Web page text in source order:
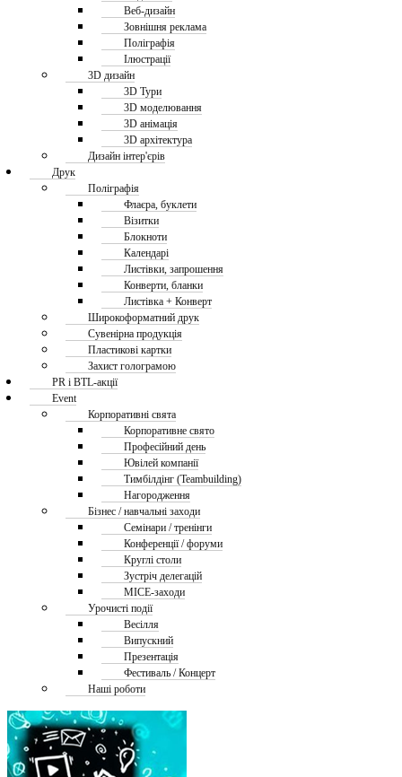
Веб-дизайн
Зовнішня реклама
Поліграфія
Ілюстрації
3D дизайн
3D Тури
3D моделювання
3D анімація
3D архітектура
Дизайн інтер'єрів
Друк
Поліграфія
Флаєра, буклети
Візитки
Блокноти
Календарі
Листівки, запрошення
Конверти, бланки
Листівка + Конверт
Широкоформатний друк
Сувенірна продукція
Пластикові картки
Захист голограмою
PR і BTL-акції
Event
Корпоративні свята
Корпоративне свято
Професійний день
Ювілей компанії
Тимбілдінг (Teambuilding)
Нагородження
Бізнес / навчальні заходи
Семінари / тренінги
Конференції / форуми
Круглі столи
Зустріч делегацій
MICE-заходи
Урочисті події
Весілля
Випускний
Презентація
Фестиваль / Концерт
Наші роботи